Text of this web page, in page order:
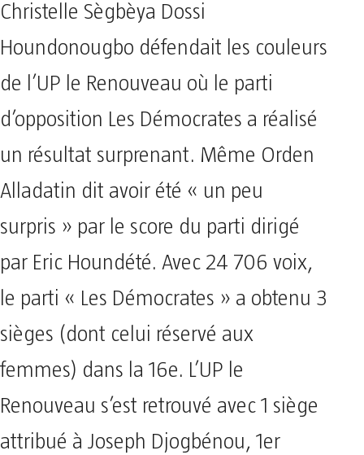
Christelle Sègbèya Dossi
Houndonougbo défendait les couleurs
de l’UP le Renouveau où le parti
d’opposition Les Démocrates a réalisé
un résultat surprenant. Même Orden
Alladatin dit avoir été « un peu
surpris » par le score du parti dirigé
par Eric Houndété. Avec 24 706 voix,
le parti « Les Démocrates » a obtenu 3
sièges (dont celui réservé aux
femmes) dans la 16e. L’UP le
Renouveau s’est retrouvé avec 1 siège
attribué à Joseph Djogbénou, 1er